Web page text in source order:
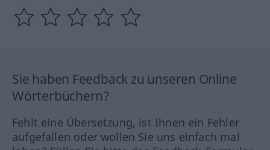
Sie haben Feedback zu unseren Online
Wörterbüchern?
Fehlt eine Übersetzung, ist Ihnen ein Fehler
aufgefallen oder wollen Sie uns einfach mal